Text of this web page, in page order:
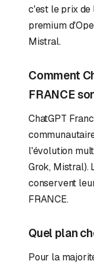
c'est le prix de
premium
Mistral.
Comment
FRANCE
ChatGPT
l'évolution
Grok, Mistral).
conservent
FRANCE.
Quel plan
Pour la